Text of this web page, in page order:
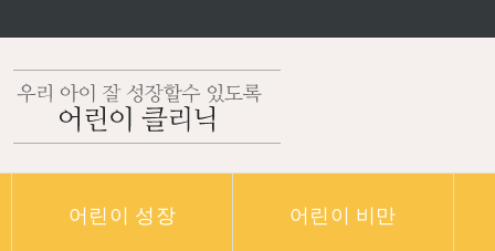
어린이 성장 어린이 비만